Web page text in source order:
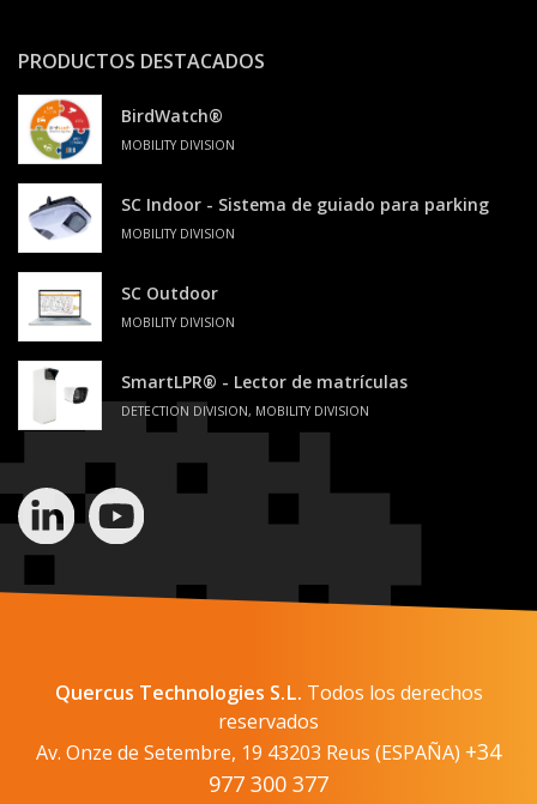
PRODUCTOS DESTACADOS
BirdWatch®
MOBILITY DIVISION
SC Indoor - Sistema de guiado para parking
MOBILITY DIVISION
SC Outdoor
MOBILITY DIVISION
SmartLPR® - Lector de matrículas
DETECTION DIVISION, MOBILITY DIVISION
Quercus Technologies S.L. Todos los derechos
reservados
Av. Onze de Setembre, 19 43203 Reus (ESPAÑA) +34
977 300 377